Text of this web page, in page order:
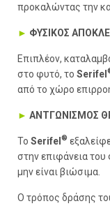
προκαλώντας την
► ΦΥΣΙΚΟΣ
Επιπλέον,
στο φυτό, το Serifel
από το χώρο
► ΑΝΤΓΩΝΙΣΜΟΣ
Το Serifel ®
στην επιφάνεια
μην είναι βιώσιμα.
Ο τρόπος δράσης